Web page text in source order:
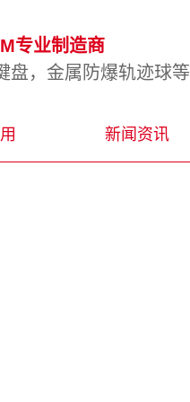
专业制造商
盘，金属防爆轨迹球等
新闻资讯